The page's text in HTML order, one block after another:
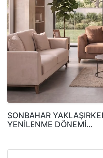
SONBAHAR
YENİLENME DÖNEMİ…